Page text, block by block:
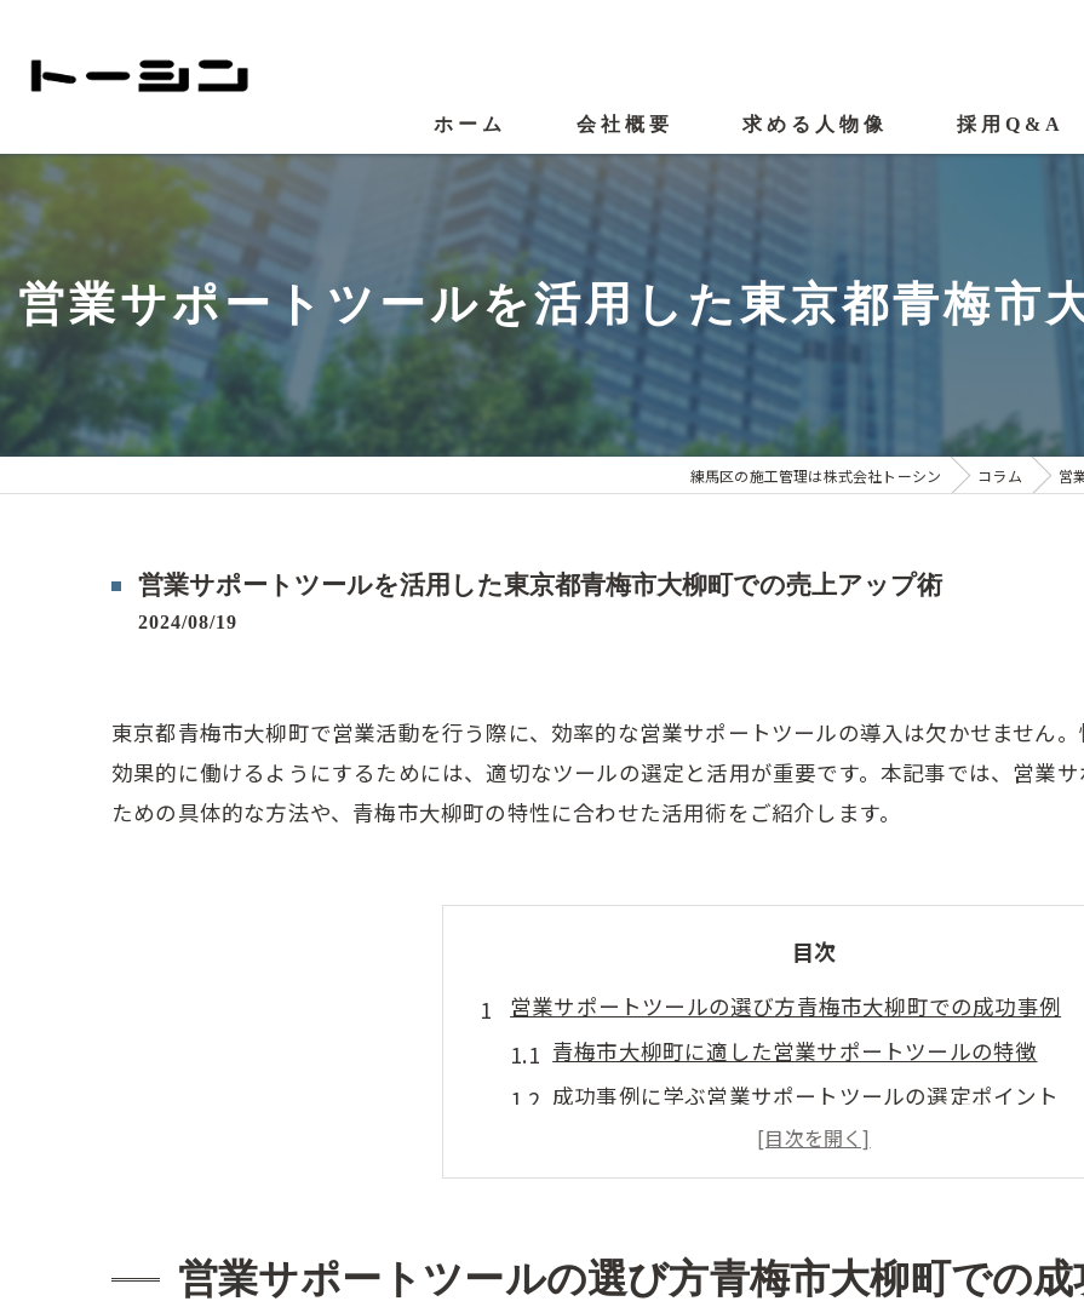
ホーム 会社概要
事業案内
漫画特集『未経験者編』
漫画特集『経験者編』
求める人物像 採用Q&A
営業サポートツールを活用した東京都青梅市
練馬区の施工管理は株式会社トーシン コラム 営
営業サポートツールを活用した東京都青梅市大柳町での売上アップ術
2024/08/19
東京都青梅市大柳町で営業活動を行う際に、効率的な営業サポートツールの導入は欠かせません
効果的に働けるようにするためには、適切なツールの選定と活用が重要です。本記事では、営業
ための具体的な方法や、青梅市大柳町の特性に合わせた活用術をご紹介します。
目次
営業サポートツールの選び方青梅市大柳町での成功事例
青梅市大柳町に適した営業サポートツールの特徴
成功事例に学ぶ営業サポートツールの選定ポイント
地元企業が導入した営業サポートツールのレビュー
成功事例に見る営業サポートツールの効果
成功事例に基づく営業サポートツールの導入プロセス
営業サポートツールの選び方青梅市大柳町での成